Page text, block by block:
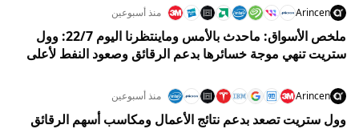
Arincen منذ أسبوعين
ملخص الأسواق: ماحدث بالأمس وماينتظرنا اليوم 22/7: وول
ستريت تنهي موجة خسائرها بدعم الرقائق وصعود النفط لأعلى
Arincen منذ أسبوعين
وول ستريت تصعد بدعم نتائج الأعمال ومكاسب أسهم الرقائق